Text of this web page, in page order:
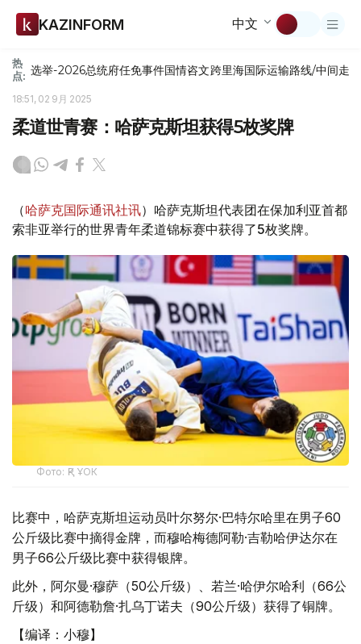
KAZINFORM 中文
热
点: 选举-2026总统府任免事件国情咨文跨里海国际运输路线/中间走廊
18:51, 02 9月 2025
柔道世青赛：哈萨克斯坦获得5枚奖牌
（哈萨克国际通讯社讯）哈萨克斯坦代表团在保加利亚首都
索非亚举行的世界青年柔道锦标赛中获得了5枚奖牌。
Фото: ҚР ҰОК
比赛中，哈萨克斯坦运动员叶尔努尔·巴特尔哈里在男子60
公斤级比赛中摘得金牌，而穆哈梅德阿勒·吉勒哈伊达尔在
男子66公斤级比赛中获得银牌。
此外，阿尔曼·穆萨（50公斤级）、若兰·哈伊尔哈利（66公
斤级）和阿德勒詹·扎乌丁诺夫（90公斤级）获得了铜牌。
【编译：小穆】